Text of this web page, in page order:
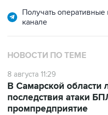
Получать
канале
НОВОСТИ ПО ТЕМЕ
8 августа 11:29
В Самарской области
последствия атаки
промпредприятие